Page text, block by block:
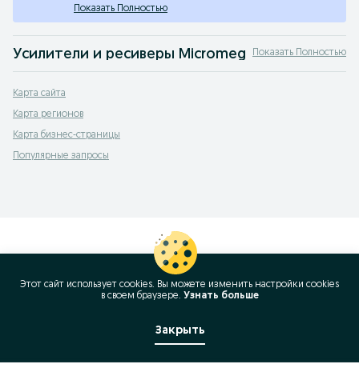
Показать Полностью
Усилители и ресиверы Micromega Показать Полностью
Карта сайта
Карта регионов
Карта бизнес-страницы
Популярные запросы
Этот сайт использует cookies. Вы можете изменить настройки cookies
в своeм браузере. Узнать больше
Закрыть